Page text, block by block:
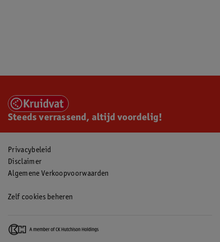
Steeds verrassend, altijd voordelig!
Privacybeleid
Disclaimer
Algemene Verkoopvoorwaarden
Zelf cookies beheren